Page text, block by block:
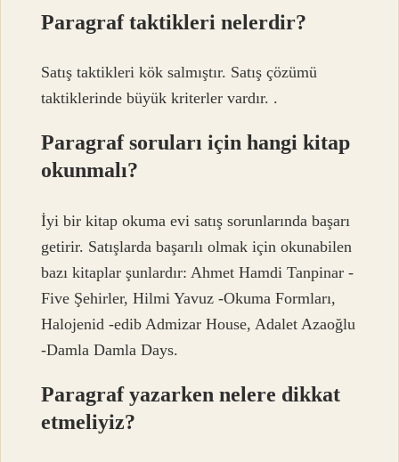
Paragraf taktikleri nelerdir?
Satış taktikleri kök salmıştır. Satış çözümü
taktiklerinde büyük kriterler vardır. .
Paragraf soruları için hangi kitap
okunmalı?
İyi bir kitap okuma evi satış sorunlarında başarı
getirir. Satışlarda başarılı olmak için okunabilen
bazı kitaplar şunlardır: Ahmet Hamdi Tanpinar -
Five Şehirler, Hilmi Yavuz -Okuma Formları,
Halojenid -edib Admizar House, Adalet Azaoğlu
-Damla Damla Days.
Paragraf yazarken nelere dikkat
etmeliyiz?